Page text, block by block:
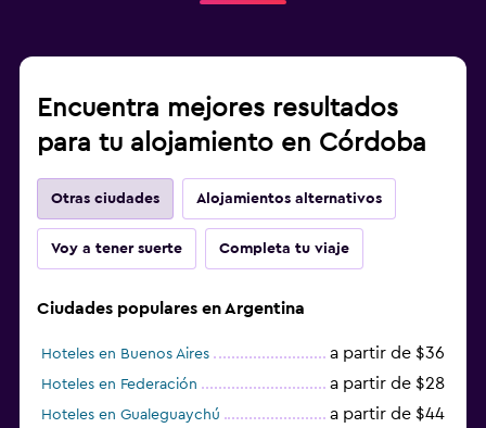
Encuentra mejores resultados
para tu alojamiento en Córdoba
Otras ciudades Alojamientos alternativos
Voy a tener suerte Completa tu viaje
Ciudades populares en Argentina
Hoteles en Buenos Aires a partir de $36
Hoteles en Federación a partir de $28
Hoteles en Gualeguaychú a partir de $44